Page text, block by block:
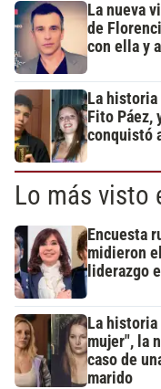
La nueva
de
con ella y
La
Fito Páez,
conquistó
Lo más visto
Encuesta
midieron
liderazgo
La
mujer", la
caso de
marido